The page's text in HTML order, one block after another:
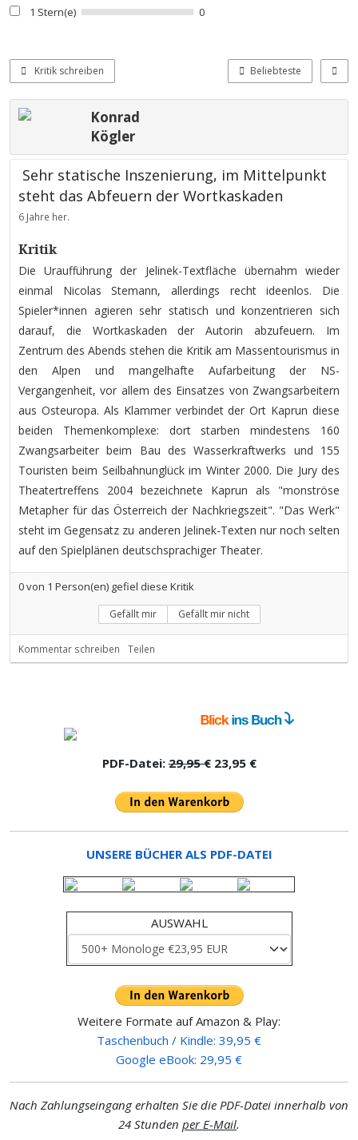
1 Stern(e) 0
Kritik schreiben Beliebteste
Konrad
Kögler
Sehr statische Inszenierung, im Mittelpunkt
steht das Abfeuern der Wortkaskaden
6 Jahre her.
Kritik
Die Uraufführung der Jelinek-Textfläche übernahm wieder
einmal Nicolas Stemann, allerdings recht ideenlos. Die
Spieler*innen agieren sehr statisch und konzentrieren sich
darauf, die Wortkaskaden der Autorin abzufeuern. Im
Zentrum des Abends stehen die Kritik am Massentourismus in
den Alpen und mangelhafte Aufarbeitung der NS-
Vergangenheit, vor allem des Einsatzes von Zwangsarbeitern
aus Osteuropa. Als Klammer verbindet der Ort Kaprun diese
beiden Themenkomplexe: dort starben mindestens 160
Zwangsarbeiter beim Bau des Wasserkraftwerks und 155
Touristen beim Seilbahnunglück im Winter 2000. Die Jury des
Theatertreffens 2004 bezeichnete Kaprun als "monströse
Metapher für das Österreich der Nachkriegszeit". "Das Werk"
steht im Gegensatz zu anderen Jelinek-Texten nur noch selten
auf den Spielplänen deutschsprachiger Theater.
0von 1 Person(en) gefiel diese Kritik
Gefällt mir Gefällt mir nicht
Kommentar schreiben Teilen
PDF-Datei:29,95 €23,95 €
UNSERE BÜCHER ALS PDF-DATEI
AUSWAHL
Weitere Formate auf Amazon & Play:
Taschenbuch / Kindle: 39,95 €
Google eBook: 29,95 €
Nach Zahlungseingang erhalten Sie die PDF-Datei innerhalb von
24 Stunden per E-Mail.